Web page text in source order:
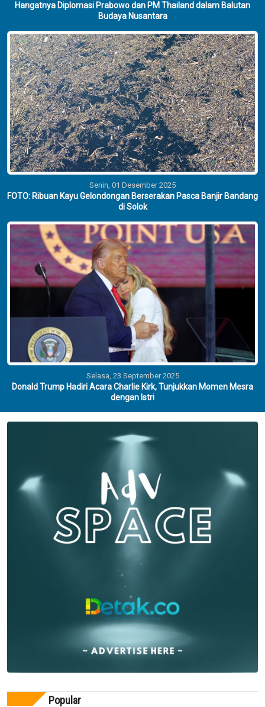
Hangatnya Diplomasi Prabowo dan PM Thailand dalam Balutan
Budaya Nusantara
Senin, 01 Desember 2025
FOTO: Ribuan Kayu Gelondongan Berserakan Pasca Banjir Bandang
di Solok
Selasa, 23 September 2025
Donald Trump Hadiri Acara Charlie Kirk, Tunjukkan Momen Mesra
dengan Istri
Popular